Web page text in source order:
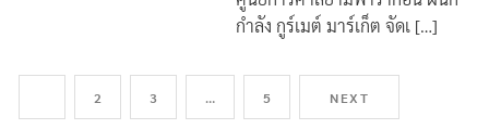
กำลัง กูร์เมต์ มาร์เก็ต จัดเ […]
2 3 … 5 NEXT